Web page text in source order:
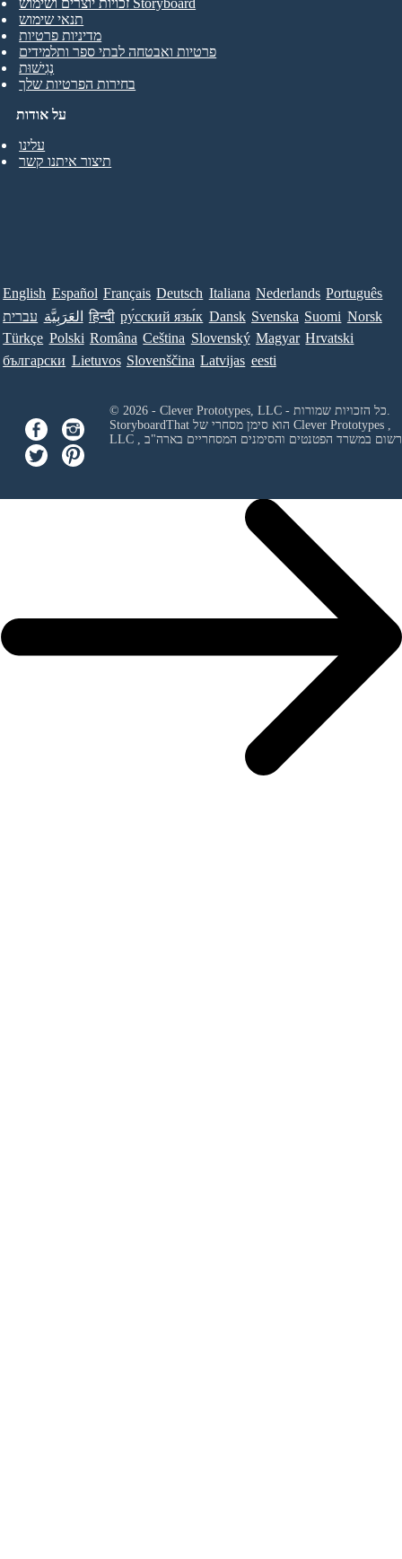
על אודות
עלינו
תיצור איתנו קשר
זכויות יוצרים ושימוש Storyboard
תנאי שימוש
מדיניות פרטיות
פרטיות ואבטחה לבתי ספר ותלמידים
נְגִישׁוּת
בחירות הפרטיות שלך
English Español Français Deutsch Italiana Nederlands Português
עברית العَرَبِيَّة हिन्दी ру́сский язы́к Dansk Svenska Suomi Norsk
Türkçe Polski Româna Ceština Slovenský Magyar Hrvatski
български Lietuvos Slovenščina Latvijas eesti
Clever Prototypes ,
LLC
ורשום במשרד הפטנטים והסימנים המסחריים בארה"ב